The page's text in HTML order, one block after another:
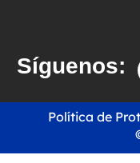
Síguenos:
Política de